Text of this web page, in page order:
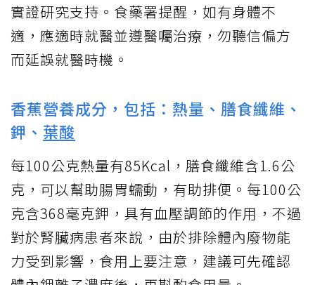
實證研究支持。食藥署提醒，如有身體不
適，應適時就醫並遵醫囑治療，勿聽信偏方
而延誤就醫時機。
香蕉營養成分，包括：熱量、膳食纖維、
鉀、 葉酸
每100公克熱量有85Kcal，膳食纖維含1.6公
克，可以幫助腸胃蠕動，有助排便。每100公
克含368毫克鉀，具有血壓調節的作用，不過
對於腎臟病患者來說，由於排除體內廢物能
力受到影響，食用上要注意，建議可先確認